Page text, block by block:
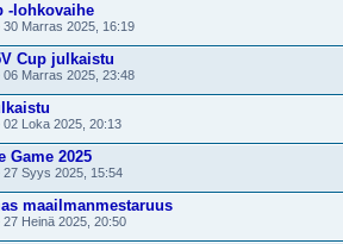
-lohkovaihe
30 Marras 2025, 16:19
Cup julkaistu
06 Marras 2025, 23:48
02 Loka 2025, 20:13
Game 2025
27 Syys 2025, 15:54
maailmanmestaruus
27 Heinä 2025, 20:50